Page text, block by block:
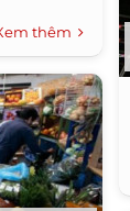
thêm